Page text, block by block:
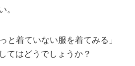
。
と着ていない服を着てみる」
てはどうでしょうか？